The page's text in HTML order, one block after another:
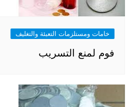
خامات ومستلزمات التعبئة والتغليف
فوم لمنع التسريب